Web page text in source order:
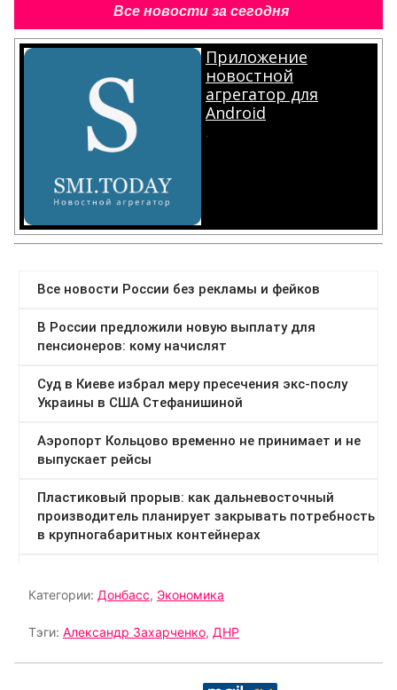
Все новости за сегодня
Приложение
новостной
агрегатор для
Android
.
Категории: Донбасс, Экономика
Тэги: Александр Захарченко, ДНР